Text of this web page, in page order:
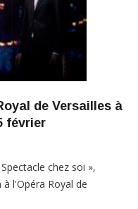
de Versailles à
février
chez soi »,
l'Opéra Royal de